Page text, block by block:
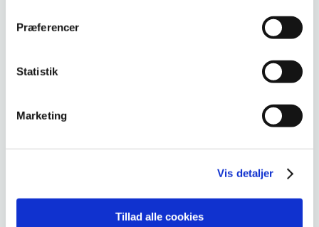
Præferencer
Statistik
Marketing
Vis detaljer
Tillad alle cookies
Kompetencemål for grundforløbet.
Eux-fag i grundforløbet.